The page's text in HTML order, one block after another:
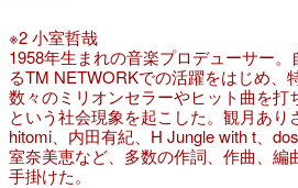
※2 小室哲哉
1958年生まれの音楽プロデューサー
るTM NETWORKでの活躍をはじめ、
数々のミリオンセラーやヒット曲を打
という社会現象を起こした。観月あり
hitomi、内田有紀、H Jungle with t、
室奈美恵など、多数の作詞、作曲、編
手掛けた。